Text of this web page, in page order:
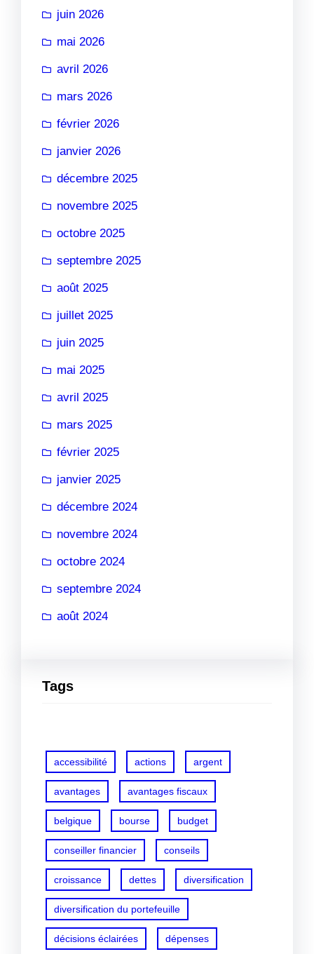
juin 2026
mai 2026
avril 2026
mars 2026
février 2026
janvier 2026
décembre 2025
novembre 2025
octobre 2025
septembre 2025
août 2025
juillet 2025
juin 2025
mai 2025
avril 2025
mars 2025
février 2025
janvier 2025
décembre 2024
novembre 2024
octobre 2024
septembre 2024
août 2024
Tags
accessibilité actions argent
avantages avantages fiscaux
belgique bourse budget
conseiller financier conseils
croissance dettes diversification
diversification du portefeuille
décisions éclairées dépenses